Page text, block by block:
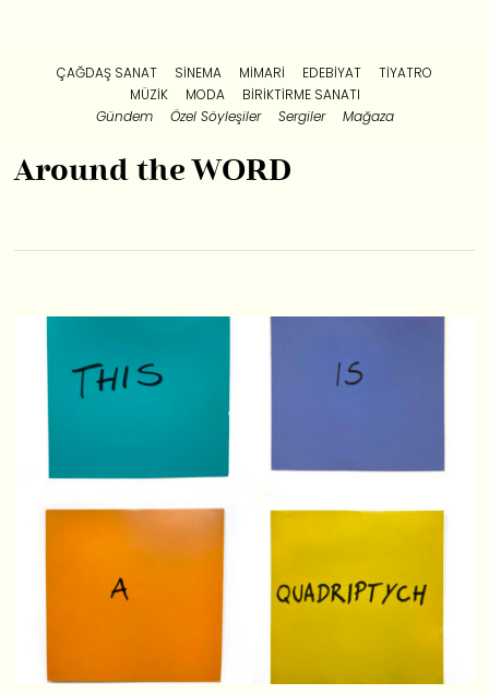
ÇAĞDAŞ SANAT SINEMA MIMARI EDEBIYAT
TIYATRO
MÜZIK
MODA
BIRIKTIRME SANATI
Gündem
Özel Söyleşiler Sergiler Mağaza
Around the WORD